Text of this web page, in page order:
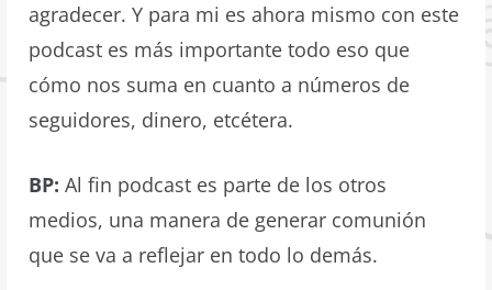
agradecer. Y para mi es ahora mismo con este
podcast es más importante todo eso que
cómo nos suma en cuanto a números de
seguidores, dinero, etcétera.
BP:Al fin podcast es parte de los otros
medios, una manera de generar comunión
que se va a reflejar en todo lo demás.